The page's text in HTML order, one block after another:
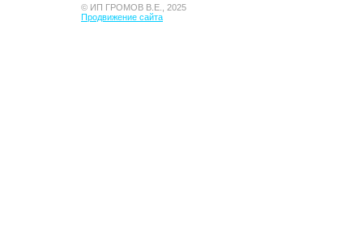
© ИП ГРОМОВ В.Е., 2025
Продвижение сайта